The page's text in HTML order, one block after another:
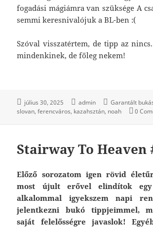
fogadási mágiámra van szüksége A
semmi keresnivalójuk a BL-ben :(
Szóval visszatértem, de tipp az
mindenkinek, de főleg nekem!
július 30, 2025 admin Garantált
slovan ferencváros kazahsztán noah 0
Stairway To Heaven
Előző sorozatom igen rövid
most újult erővel elindítok
alkalommal igyekszem napi
jelentkezni bukó tippjeimmel,
saját felelősségre javaslok!